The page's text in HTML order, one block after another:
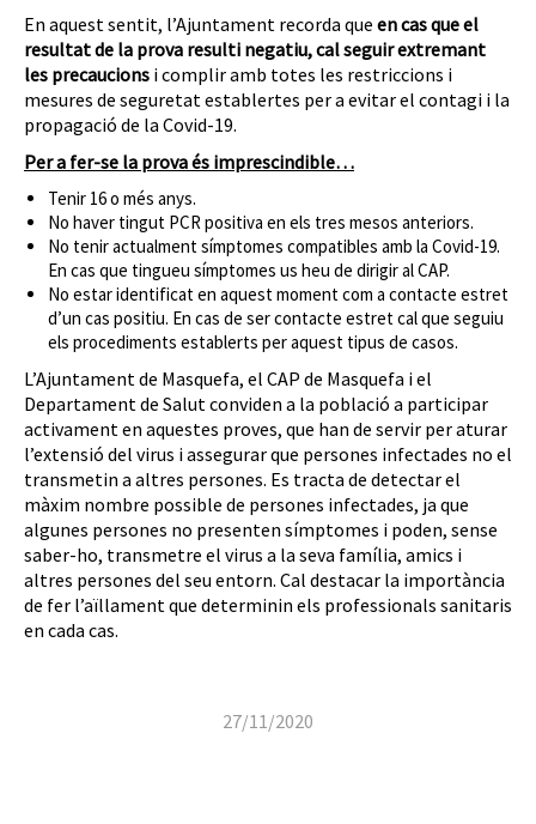
En aquest sentit, l’Ajuntament recorda que en cas que el
resultat de la prova resulti negatiu, cal seguir extremant
les precaucions i complir amb totes les restriccions i
mesures de seguretat establertes per a evitar el contagi i la
propagació de la Covid-19.
Per a fer-se la prova és imprescindible…
Tenir 16 o més anys.
No haver tingut PCR positiva en els tres mesos anteriors.
No tenir actualment símptomes compatibles amb la Covid-19.
En cas que tingueu símptomes us heu de dirigir al CAP.
No estar identificat en aquest moment com a contacte estret
d’un cas positiu. En cas de ser contacte estret cal que seguiu
els procediments establerts per aquest tipus de casos.
L’Ajuntament de Masquefa, el CAP de Masquefa i el
Departament de Salut conviden a la població a participar
activament en aquestes proves, que han de servir per aturar
l’extensió del virus i assegurar que persones infectades no el
transmetin a altres persones. Es tracta de detectar el
màxim nombre possible de persones infectades, ja que
algunes persones no presenten símptomes i poden, sense
saber-ho, transmetre el virus a la seva família, amics i
altres persones del seu entorn. Cal destacar la importància
de fer l’aïllament que determinin els professionals sanitaris
en cada cas.
27/11/2020